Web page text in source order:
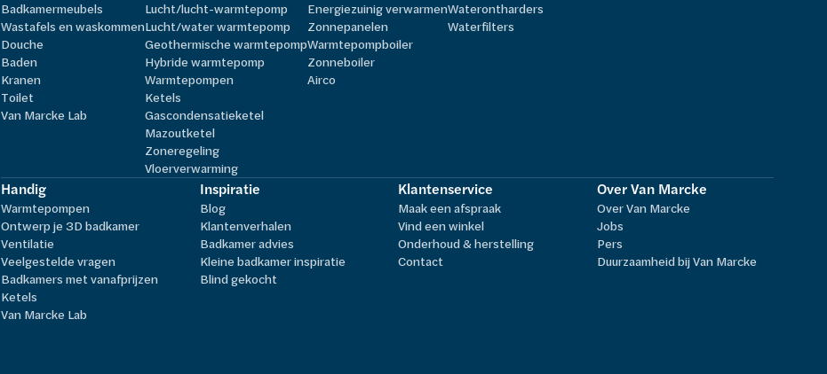
Badkamermeubels
Wastafels en waskommen
Douche
Baden
Kranen
Toilet
Van Marcke Lab
Lucht/lucht-warmtepomp
Lucht/water warmtepomp
Geothermische warmtepomp
Hybride warmtepomp
Warmtepompen
Ketels
Gascondensatieketel
Mazoutketel
Zoneregeling
Vloerverwarming
Energiezuinig verwarmen
Zonnepanelen
Warmtepompboiler
Zonneboiler
Airco
Waterontharders
Waterfilters
Handig
Warmtepompen
Ontwerp je 3D badkamer
Ventilatie
Veelgestelde vragen
Badkamers met vanafprijzen
Ketels
Van Marcke Lab
Inspiratie
Blog
Klantenverhalen
Badkamer advies
Kleine badkamer inspiratie
Blind gekocht
Klantenservice
Maak een afspraak
Vind een winkel
Onderhoud & herstelling
Contact
Over Van Marcke
Over Van Marcke
Jobs
Pers
Duurzaamheid bij Van Marcke